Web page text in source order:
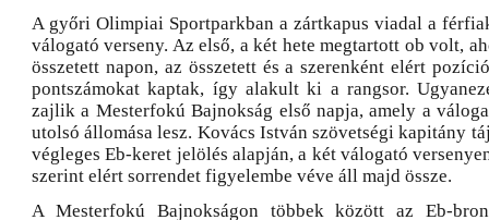
A győri Olimpiai Sportparkban a zártkapus viadal a
válogató verseny. Az első, a két hete megtartott ob volt,
összetett napon, az összetett és a szerenként elért
pontszámokat kaptak, így alakult ki a rangsor.
zajlik a Mesterfokú Bajnokság első napja, amely a
utolsó állomása lesz. Kovács István szövetségi kapitány
végleges Eb-keret jelölés alapján, a két válogató
szerint elért sorrendet figyelembe véve áll majd össze.
A Mesterfokú Bajnokságon többek között az Eb-